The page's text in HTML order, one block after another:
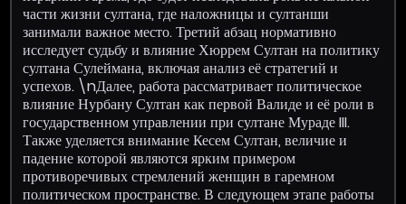
части жизни султана, где наложницы и султанши
занимали важное место. Третий абзац нормативно
исследует судьбу и влияние Хюррем Султан на политику
султана Сулеймана, включая анализ её стратегий и
успехов. \nДалее, работа рассматривает политическое
влияние Нурбану Султан как первой Валиде и её роли в
государственном управлении при султане Мураде III.
Также уделяется внимание Кесем Султан, величие и
падение которой являются ярким примером
противоречивых стремлений женщин в гаремном
политическом пространстве. В следующем этапе работы